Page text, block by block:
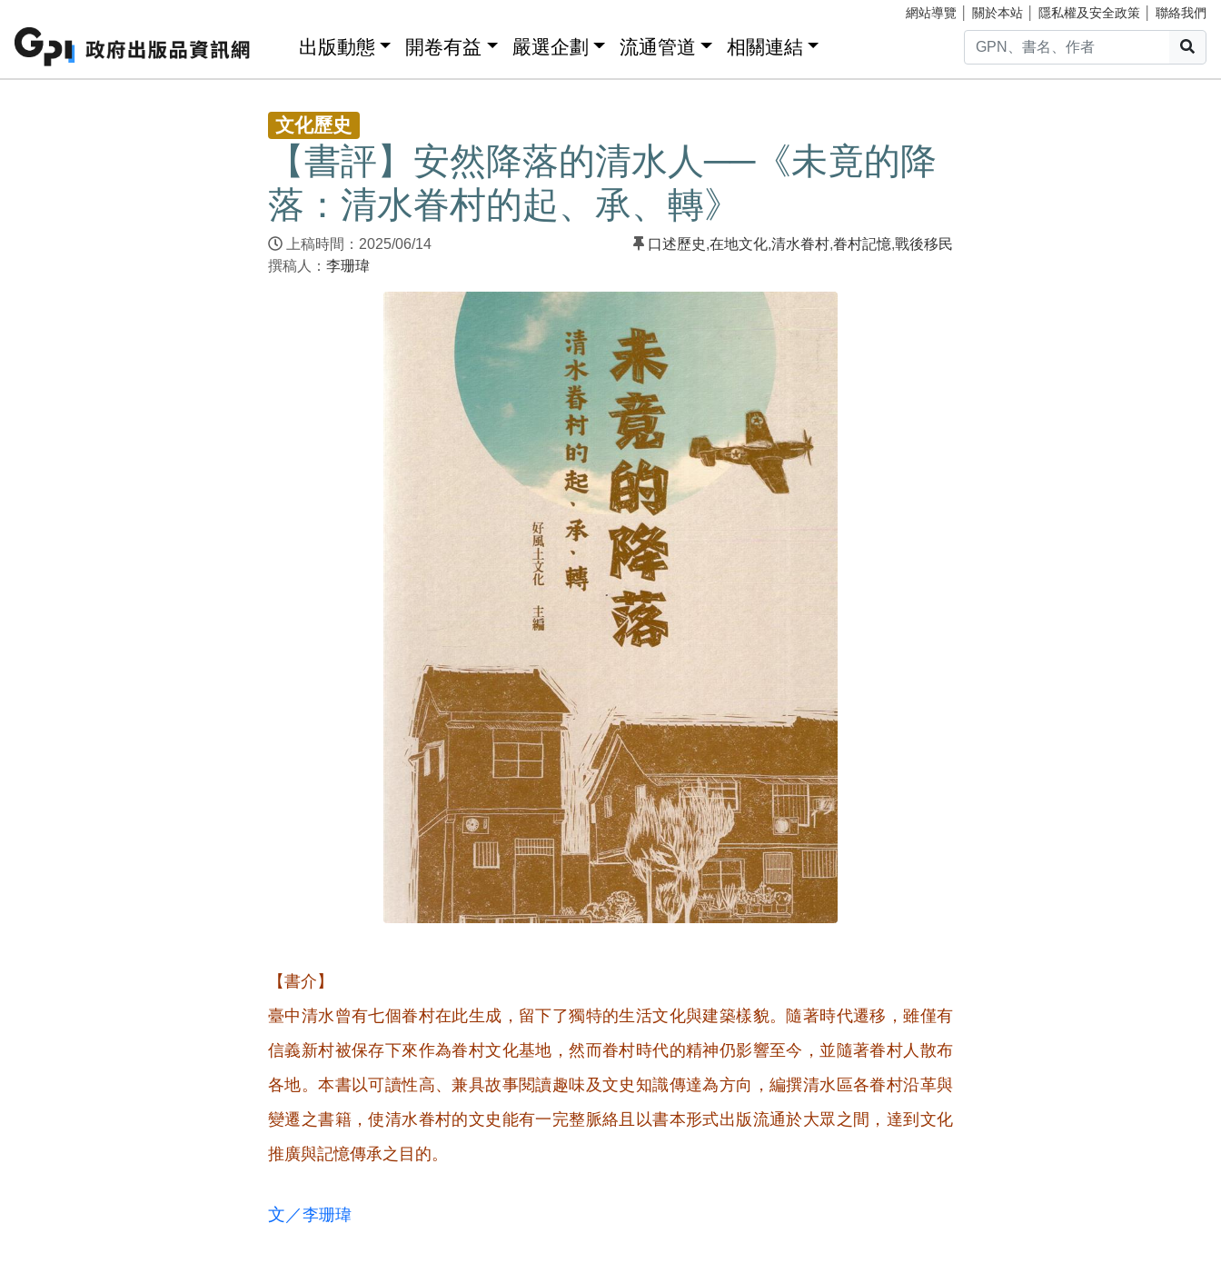
網站導覽 關於本站 隱私權及安全政策 聯絡我們
出版動態 開卷有益 嚴選企劃 流通管道 相關連結
文化歷史
【書評】安然降落的清水人──《未竟的降
落：清水眷村的起、承、轉》
上稿時間：2025/06/14
撰稿人： 李珊瑋
口述歷史,在地文化,清水眷村,眷村記憶,戰後移民
【書介】
臺中清水曾有七個眷村在此生成，留下了獨特的生活文化與建築樣貌。隨著時代遷移，雖僅有
信義新村被保存下來作為眷村文化基地，然而眷村時代的精神仍影響至今，並隨著眷村人散布
各地。本書以可讀性高、兼具故事閱讀趣味及文史知識傳達為方向，編撰清水區各眷村沿革與
變遷之書籍，使清水眷村的文史能有一完整脈絡且以書本形式出版流通於大眾之間，達到文化
推廣與記憶傳承之目的。
文／李珊瑋